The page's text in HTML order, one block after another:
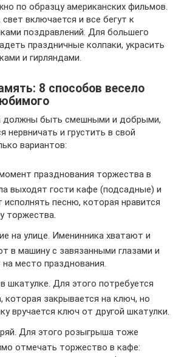
по образцу американских фильмов.
свет включается и все бегут к
поздравлений. Для большего
праздничные колпаки, украсить
и гирляндами.
8 способов весело
должны быть смешными и добрыми,
нервничать и грустить в свой
вариантов:
празднования торжества в
выходят гости кафе (подсадные) и
исполнять песню, которая нравится
торжества.
на улице. Именинника хватают и
в машину с завязанными глазами и
на место празднования.
шкатулке. Для этого потребуется
которая закрывается на ключ, но
вручается ключ от другой шкатулки.
Для этого розыгрыша тоже
отмечать торжество в кафе: